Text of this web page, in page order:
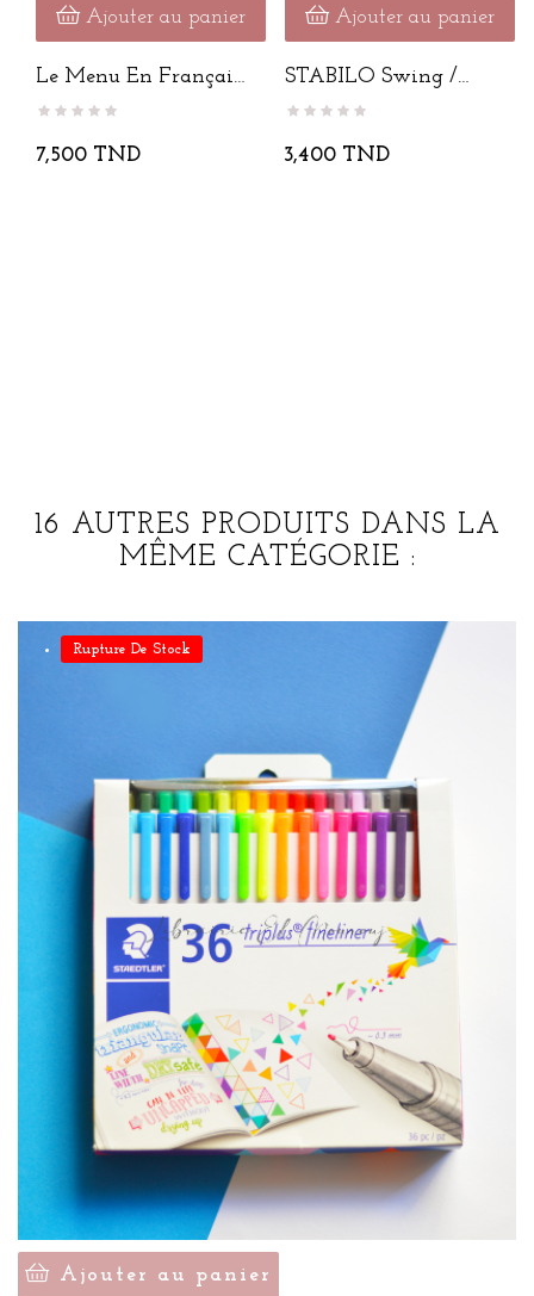
Ajouter au panier
Le Menu En Français
7ème Année
7,500 TND
Ajouter au panier
STABILO Swing /
Pièce
3,400 TND
16 AUTRES PRODUITS DANS LA
MÊME CATÉGORIE :
Rupture De Stock
Ajouter au panier